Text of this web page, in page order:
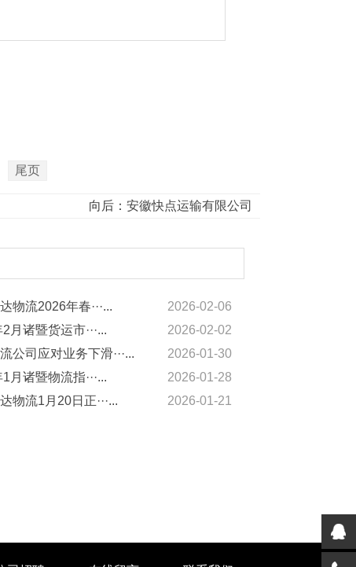
尾页
向后： 安徽快点运输有限公司
物流2026年春···...
2026-02-06
月诸暨货运市···...
2026-02-02
公司应对业务下滑···...
2026-01-30
月诸暨物流指···...
2026-01-28
物流1月20日正···... 2026-01-21